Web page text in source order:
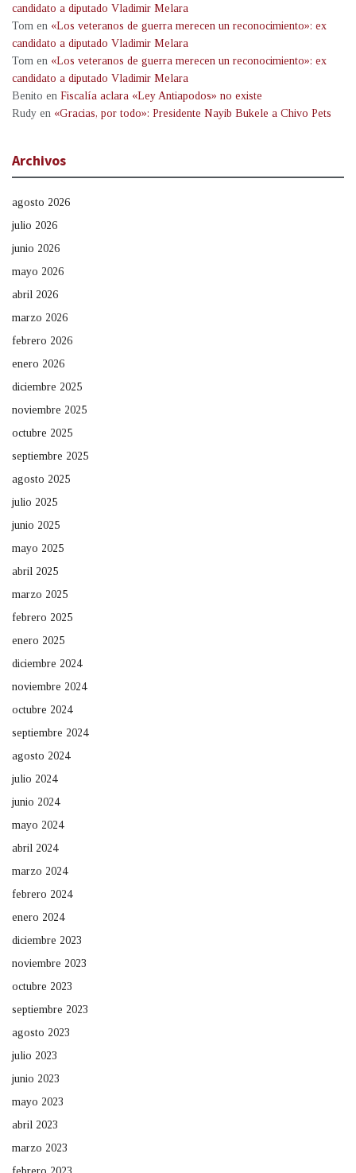
candidato a diputado Vladimir Melara
Tom en «Los veteranos de guerra merecen un reconocimiento»: ex
candidato a diputado Vladimir Melara
Tom en «Los veteranos de guerra merecen un reconocimiento»: ex
candidato a diputado Vladimir Melara
Benito en Fiscalía aclara «Ley Antiapodos» no existe
Rudy en «Gracias, por todo»: Presidente Nayib Bukele a Chivo Pets
Archivos
agosto 2026
julio 2026
junio 2026
mayo 2026
abril 2026
marzo 2026
febrero 2026
enero 2026
diciembre 2025
noviembre 2025
octubre 2025
septiembre 2025
agosto 2025
julio 2025
junio 2025
mayo 2025
abril 2025
marzo 2025
febrero 2025
enero 2025
diciembre 2024
noviembre 2024
octubre 2024
septiembre 2024
agosto 2024
julio 2024
junio 2024
mayo 2024
abril 2024
marzo 2024
febrero 2024
enero 2024
diciembre 2023
noviembre 2023
octubre 2023
septiembre 2023
agosto 2023
julio 2023
junio 2023
mayo 2023
abril 2023
marzo 2023